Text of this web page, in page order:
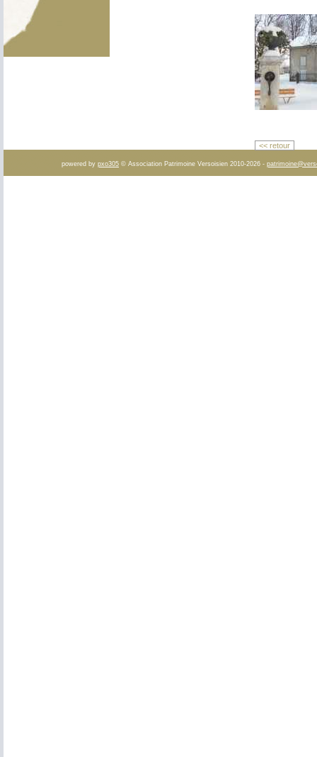
<< retour
powered by pxo305 © Association Patrimoine Versoisien 2010-2026 -